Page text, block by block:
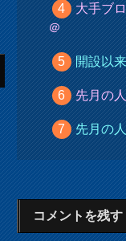
大手ブ
＠
開設以
先月の
先月の
コメントを残す